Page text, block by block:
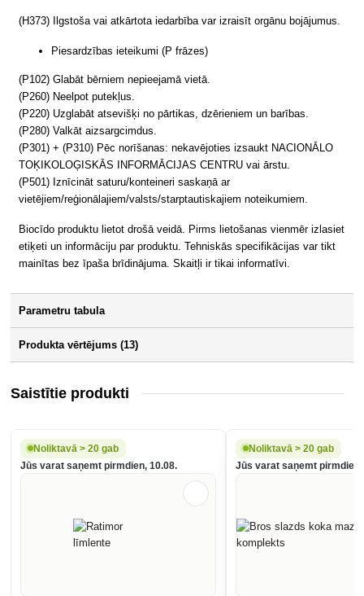
(H373) Ilgstoša vai atkārtota iedarbība var izraisīt orgānu bojājumus.
Piesardzības ieteikumi (P frāzes)
(P102) Glabāt bērniem nepieejamā vietā.
(P260) Neelpot putekļus.
(P220) Uzglabāt atsevišķi no pārtikas, dzērieniem un barības.
(P280) Valkāt aizsargcimdus.
(P301) + (P310) Pēc norīšanas: nekavējoties izsaukt NACIONĀLO
TOĶIKOLOĢISKĀS INFORMĀCIJAS CENTRU vai ārstu.
(P501) Iznīcināt saturu/konteineri saskaņā ar
vietējiem/reģionālajiem/valsts/starptautiskajiem noteikumiem.
Biocīdo produktu lietot drošā veidā. Pirms lietošanas vienmēr izlasiet
etiķeti un informāciju par produktu. Tehniskās specifikācijas var tikt
mainītas bez īpaša brīdinājuma. Skaitļi ir tikai informatīvi.
Parametru tabula
Produkta vērtējums (13)
Saistītie produkti
Noliktavā > 20 gab
Jūs varat saņemt pirmdien, 10.08.
Noliktavā > 20 gab
Jūs varat saņemt pirmdien,